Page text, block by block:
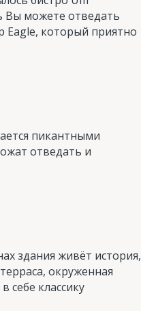
Вы можете отведать
Eagle, который приятно
пикантными
отведать и
здания живёт история,
окруженная
себе классику